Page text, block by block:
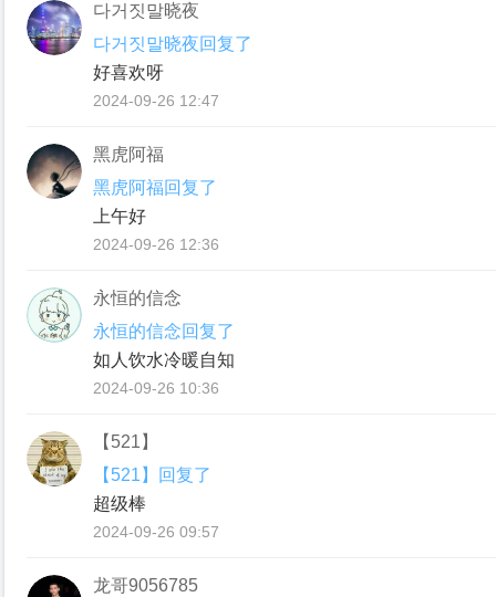
다거짓말晓夜
다거짓말晓夜回复了
好喜欢呀
2024-09-26 12:47
黑虎阿福
黑虎阿福回复了
上午好
2024-09-26 12:36
永恒的信念
永恒的信念回复了
如人饮水冷暖自知
2024-09-26 10:36
【521】
【521】回复了
超级棒
2024-09-26 09:57
龙哥9056785